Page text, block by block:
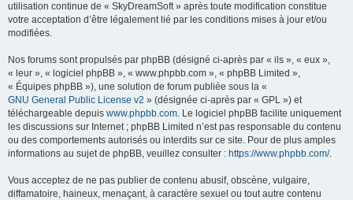
utilisation continue de « SkyDreamSoft » après toute modification constitue
votre acceptation d’être légalement lié par les conditions mises à jour et/ou
modifiées.
Nos forums sont propulsés par phpBB (désigné ci-après par « ils », « eux »,
« leur », « logiciel phpBB », « www.phpbb.com », « phpBB Limited »,
« Équipes phpBB »), une solution de forum publiée sous la «
GNU General Public License v2 » (désignée ci-après par « GPL ») et
téléchargeable depuis www.phpbb.com. Le logiciel phpBB facilite uniquement
les discussions sur Internet ; phpBB Limited n’est pas responsable du contenu
ou des comportements autorisés ou interdits sur ce site. Pour de plus amples
informations au sujet de phpBB, veuillez consulter : https://www.phpbb.com/.
Vous acceptez de ne pas publier de contenu abusif, obscène, vulgaire,
diffamatoire, haineux, menaçant, à caractère sexuel ou tout autre contenu